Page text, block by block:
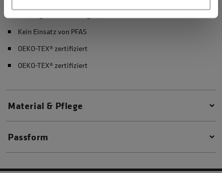
Kein Einsatz von PFAS
OEKO-TEX® zertifiziert
OEKO-TEX® zertifiziert
Material & Pflege
Passform